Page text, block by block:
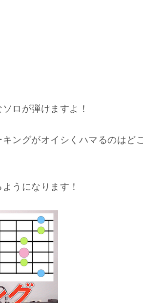
ロが弾けますよ！
ングがオイシくハマるのはど
うになります！